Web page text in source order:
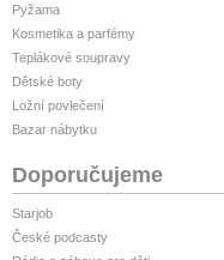
Pyžama
Kosmetika a parfémy
Teplákové soupravy
Dětské boty
Ložní povlečení
Bazar nábytku
Doporučujeme
Starjob
České podcasty